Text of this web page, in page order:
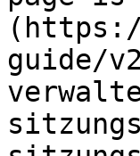
guide/